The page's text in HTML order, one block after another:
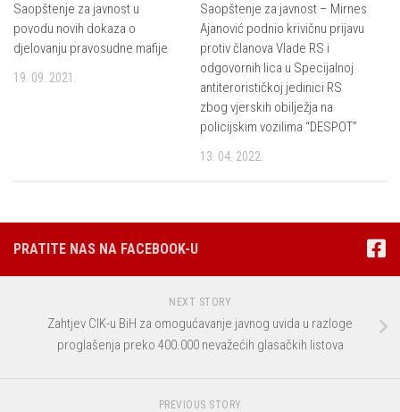
Saopštenje za javnost u
povodu novih dokaza o
djelovanju pravosudne mafije
19. 09. 2021.
Saopštenje za javnost – Mirnes
Ajanović podnio krivičnu prijavu
protiv članova Vlade RS i
odgovornih lica u Specijalnoj
antiterorističkoj jedinici RS
zbog vjerskih obilježja na
policijskim vozilima “DESPOT”
13. 04. 2022.
PRATITE NAS NA FACEBOOK-U
NEXT STORY
Zahtjev CIK-u BiH za omogućavanje javnog uvida u razloge
proglašenja preko 400.000 nevažećih glasačkih listova
PREVIOUS STORY